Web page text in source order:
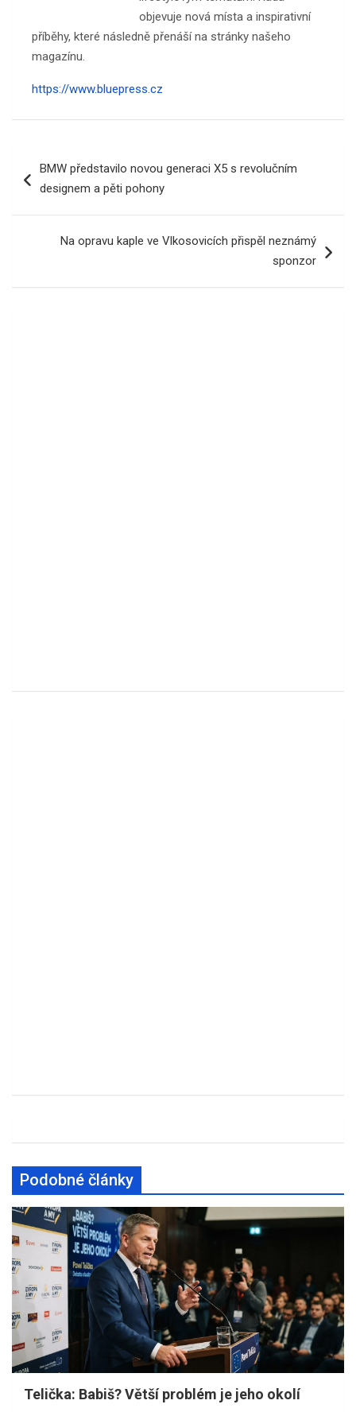
objevuje nová místa a inspirativní
příběhy, které následně přenáší na stránky našeho
magazínu.
https://www.bluepress.cz
proBMW představilo novou generaci X5 s revolučním
designem a pěti pohony
Na opravu kaple ve Vlkosovicích přispěl neznámý
sponzor
Podobné články
Telička: Babiš? Větší problém je jeho okolí